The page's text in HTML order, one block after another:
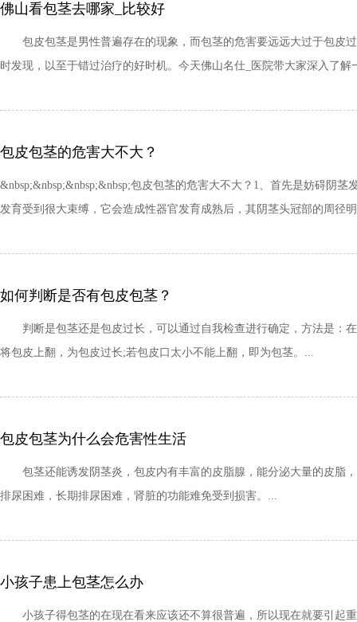
佛山看包茎去哪家_比较好
包皮包茎是男性普遍存在的现象，而包茎的危害要远远大过于包皮
时发现，以至于错过治疗的好时机。今天佛山名仕_医院带大家深入了解
包皮包茎的危害大不大？
&nbsp;&nbsp;&nbsp;&nbsp;包皮包茎的危害大不大？1、首先是妨碍阴
发育受到很大束缚，它会造成性器官发育成熟后，其阴茎头冠部的周径
如何判断是否有包皮包茎？
判断是包茎还是包皮过长，可以通过自我检查进行确定，方法是：
将包皮上翻，为包皮过长;若包皮口太小不能上翻，即为包茎。...
包皮包茎为什么会危害性生活
包茎还能诱发阴茎炎，包皮内有丰富的皮脂腺，能分泌大量的皮脂
排尿困难，长期排尿困难，肾脏的功能难免受到损害。...
小孩子患上包茎怎么办
小孩子得包茎的在现在看来应该还不算很普遍，所以现在就要引起